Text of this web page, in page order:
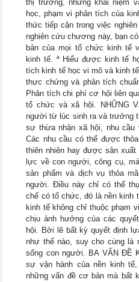
thị trường, những khái niệm
học, phạm vi phân tích của
thức tiếp cận trong việc
nghiên cứu chương này, bạn
bản của mọi tổ chức kinh tế
kinh tế. ª Hiểu được kinh tế
tích kinh tế học vi mô và kinh
thực chứng và phân tích
Phân tích chi phí cơ hội liên
tổ chức và xã hội. NHỮNG
người từ lúc sinh ra và trưởng
sự thừa nhận xã hội, nhu cầu
Các nhu cầu có thể được
thiên nhiên hay được sản
lực về con người, công cụ,
sản phẩm và dịch vụ thỏa
người. Điều này chỉ có thể
chế có tổ chức, đó là nền kinh
kinh tế không chỉ thuộc phạm
chịu ảnh hưởng của các
hội. Bởi lẽ bất kỳ quyết định
như thế nào, suy cho cùng là
sống con người. BA VẤN ĐỀ
sự vận hành của nền kinh
những vấn đề cơ bản mà bất